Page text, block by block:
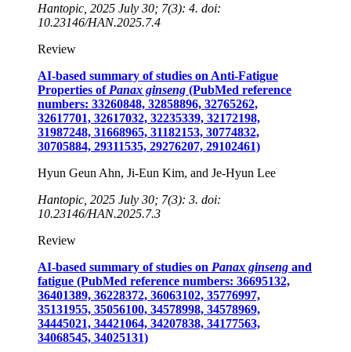
Hantopic, 2025 July 30; 7(3): 4. doi:
10.23146/HAN.2025.7.4
Review
AI-based summary of studies on Anti-Fatigue
Properties of Panax ginseng (PubMed reference
numbers: 33260848, 32858896, 32765262,
32617701, 32617032, 32235339, 32172198,
31987248, 31668965, 31182153, 30774832,
30705884, 29311535, 29276207, 29102461)
Hyun Geun Ahn, Ji-Eun Kim, and Je-Hyun Lee
Hantopic, 2025 July 30; 7(3): 3. doi:
10.23146/HAN.2025.7.3
Review
AI-based summary of studies on Panax ginseng and
fatigue (PubMed reference numbers: 36695132,
36401389, 36228372, 36063102, 35776997,
35131955, 35056100, 34578998, 34578969,
34445021, 34421064, 34207838, 34177563,
34068545, 34025131)